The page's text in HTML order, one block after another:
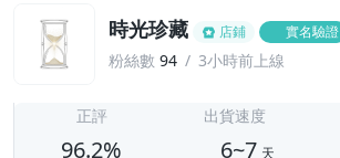
時光珍藏 店鋪 實名驗證
粉絲數 94 3小時前上線
正評
96.2%
出貨速度
6~7 天